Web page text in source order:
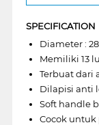
SPECIFICATION
Diameter :
Memiliki 13
Terbuat dari
Dilapisi anti
Soft handle
Cocok